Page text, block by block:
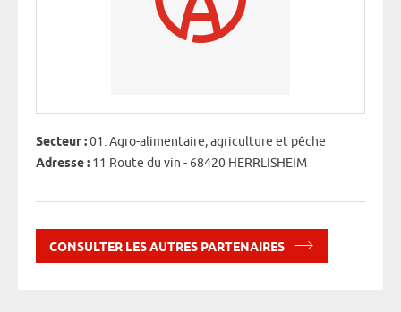
Secteur :01. Agro-alimentaire, agriculture et pêche
Adresse : 11 Route du vin - 68420 HERRLISHEIM
CONSULTER LES AUTRES PARTENAIRES